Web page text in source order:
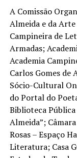
A Comissão
Almeida e da
Campineira de
Armadas;
Academia
Carlos Gomes
Sócio-Cultural
do Portal do
Biblioteca
Almeida”;
Rosas – Espaço
Literatura; Casa